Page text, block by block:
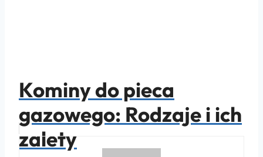
Kominy do pieca
gazowego: Rodzaje i ich
zalety